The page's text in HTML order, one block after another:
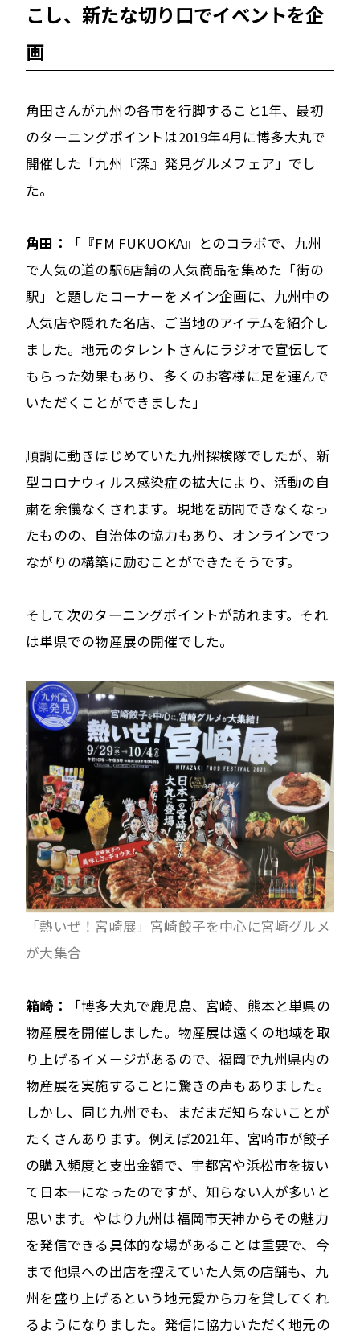
こし、新たな切り口でイベントを企
画
角田さんが九州の各市を行脚すること1年、最初
のターニングポイントは2019年4月に博多大丸で
開催した「九州『深』発見グルメフェア」でし
た。
角田：
「『FM FUKUOKA』とのコラボで、九州
で人気の道の駅6店舗の人気商品を集めた「街の
駅」と題したコーナーをメイン企画に、九州中の
人気店や隠れた名店、ご当地のアイテムを紹介し
ました。地元のタレントさんにラジオで宣伝して
もらった効果もあり、多くのお客様に足を運んで
いただくことができました」
順調に動きはじめていた九州探検隊でしたが、新
型コロナウィルス感染症の拡大により、活動の自
粛を余儀なくされます。現地を訪問できなくなっ
たものの、自治体の協力もあり、オンラインでつ
ながりの構築に励むことができたそうです。
そして次のターニングポイントが訪れます。それ
は単県での物産展の開催でした。
「熱いぜ！宮崎展」宮崎餃子を中心に宮崎グルメ
が大集合
箱崎：
「博多大丸で鹿児島、宮崎、熊本と単県の
物産展を開催しました。物産展は遠くの地域を取
り上げるイメージがあるので、福岡で九州県内の
物産展を実施することに驚きの声もありました。
しかし、同じ九州でも、まだまだ知らないことが
たくさんあります。例えば2021年、宮崎市が餃子
の購入頻度と支出金額で、宇都宮や浜松市を抜い
て日本一になったのですが、知らない人が多いと
思います。やはり九州は福岡市天神からその魅力
を発信できる具体的な場があることは重要で、今
まで他県への出店を控えていた人気の店舗も、九
州を盛り上げるという地元愛から力を貸してくれ
るようになりました。発信に協力いただく地元の